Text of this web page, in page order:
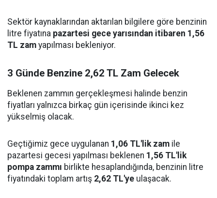
Sektör kaynaklarından aktarılan bilgilere göre benzinin
litre fiyatına pazartesi gece yarısından itibaren 1,56
TL zam yapılması bekleniyor.
3 Günde Benzine 2,62 TL Zam Gelecek
Beklenen zammın gerçekleşmesi halinde benzin
fiyatları yalnızca birkaç gün içerisinde ikinci kez
yükselmiş olacak.
Geçtiğimiz gece uygulanan 1,06 TL'lik zam ile
pazartesi gecesi yapılması beklenen 1,56 TL'lik
pompa zammı birlikte hesaplandığında, benzinin litre
fiyatındaki toplam artış 2,62 TL'ye ulaşacak.